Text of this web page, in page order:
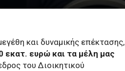
και δυναμικής επέκτασης,
ευρώ και τα μέλη μας
του Διοικητικού